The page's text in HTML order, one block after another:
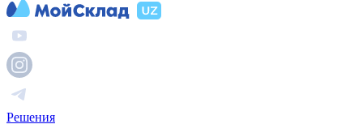
Решения